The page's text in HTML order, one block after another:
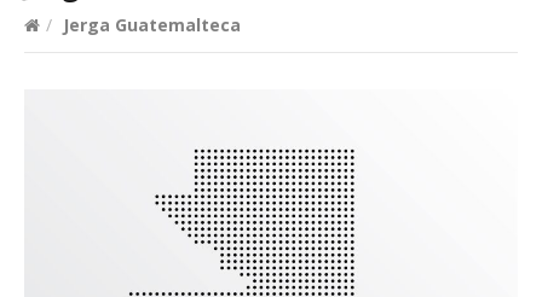
/ Jerga Guatemalteca